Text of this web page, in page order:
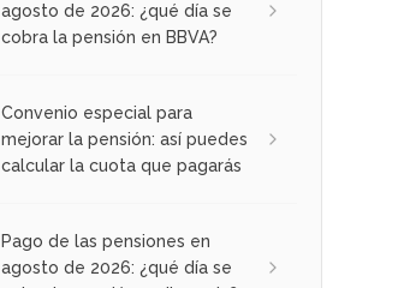
agosto de 2026: ¿qué día se
cobra la pensión en BBVA?
Convenio especial para
mejorar la pensión: así puedes
calcular la cuota que pagarás
Pago de las pensiones en
agosto de 2026: ¿qué día se